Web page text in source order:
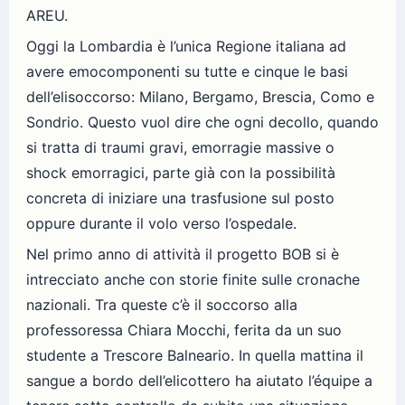
AREU.
Oggi la Lombardia è l’unica Regione italiana ad
avere emocomponenti su tutte e cinque le basi
dell’elisoccorso: Milano, Bergamo, Brescia, Como e
Sondrio. Questo vuol dire che ogni decollo, quando
si tratta di traumi gravi, emorragie massive o
shock emorragici, parte già con la possibilità
concreta di iniziare una trasfusione sul posto
oppure durante il volo verso l’ospedale.
Nel primo anno di attività il progetto BOB si è
intrecciato anche con storie finite sulle cronache
nazionali. Tra queste c’è il soccorso alla
professoressa Chiara Mocchi, ferita da un suo
studente a Trescore Balneario. In quella mattina il
sangue a bordo dell’elicottero ha aiutato l’équipe a